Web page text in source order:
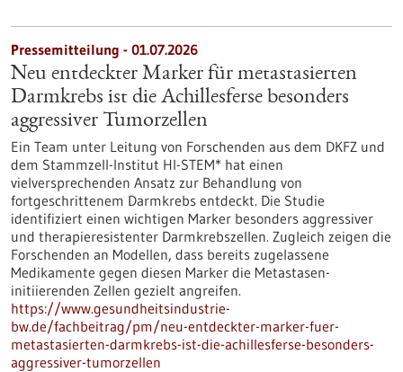
Pressemitteilung - 01.07.2026
Neu entdeckter Marker für metastasierten
Darmkrebs ist die Achillesferse besonders
aggressiver Tumorzellen
Ein Team unter Leitung von Forschenden aus dem DKFZ und
dem Stammzell-Institut HI-STEM* hat einen
vielversprechenden Ansatz zur Behandlung von
fortgeschrittenem Darmkrebs entdeckt. Die Studie
identifiziert einen wichtigen Marker besonders aggressiver
und therapieresistenter Darmkrebszellen. Zugleich zeigen die
Forschenden an Modellen, dass bereits zugelassene
Medikamente gegen diesen Marker die Metastasen-
initiierenden Zellen gezielt angreifen.
https://www.gesundheitsindustrie-
bw.de/fachbeitrag/pm/neu-entdeckter-marker-fuer-
metastasierten-darmkrebs-ist-die-achillesferse-besonders-
aggressiver-tumorzellen